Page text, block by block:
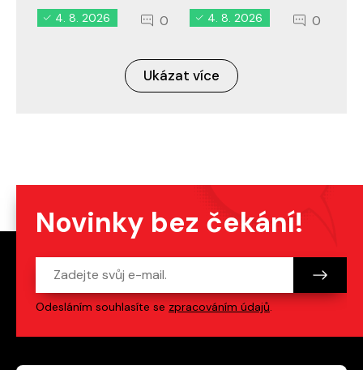
4. 8. 2026 0 4. 8. 2026 0
Ukázat více
Novinky bez čekání!
Odesláním souhlasíte se zpracováním údajů.